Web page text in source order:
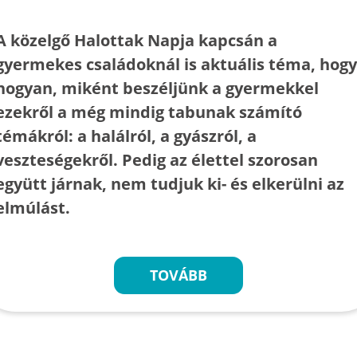
közelgő Halottak Napja kapcsán a
családoknál is aktuális téma, hogy
miként beszéljünk a gyermekkel
a még mindig tabunak számító
a halálról, a gyászról, a
Pedig az élettel szorosan
járnak, nem tudjuk ki- és elkerülni az
TOVÁBB